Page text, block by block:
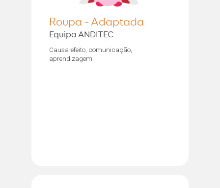
Roupa - Adaptada
Equipa ANDITEC
Causa-efeito, comunicação,
aprendizagem.